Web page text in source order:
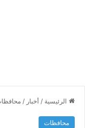
الرئيسية / أخبار /
محافظات